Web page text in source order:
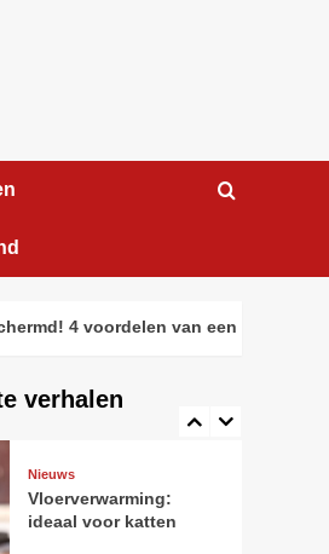
voordelen van een verzekering voor
verhalen
fotoboek van jouw kat
Nieuws
Vloerverwarming:
ideaal voor katten